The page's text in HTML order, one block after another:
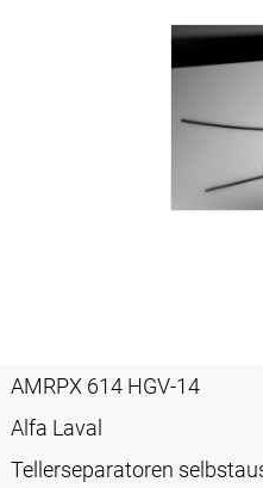
AMRPX 614 HGV-14
Alfa Laval
Tellerseparatoren